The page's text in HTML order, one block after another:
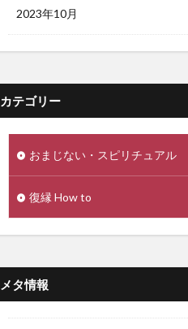
2023年10月
カテゴリー
おまじない・スピリチュアル
復縁 How to
メタ情報